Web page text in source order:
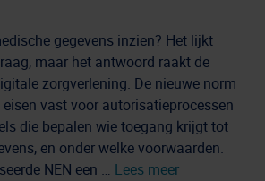
gegevens inzien? Het lijkt
maar het antwoord raakt de
zorgverlening. De nieuwe norm
vast voor autorisatieprocessen
die bepalen wie toegang krijgt tot
en onder welke voorwaarden.
NEN een … Lees meer